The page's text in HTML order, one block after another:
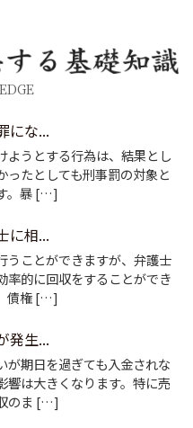
にな...
ようとする行為は、結果とし
ったとしても刑事罰の対象と
。暴 […]
に相...
うことができますが、弁護士
率的に回収をすることができ
債権 […]
発生...
が期日を過ぎても入金されな
響は大きくなります。特に売
のま […]